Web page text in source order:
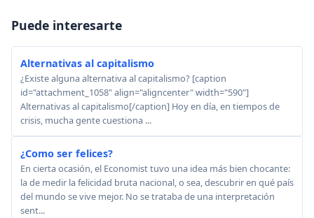
Puede interesarte
Alternativas al capitalismo
¿Existe alguna alternativa al capitalismo? [caption
id="attachment_1058" align="aligncenter" width="590"]
Alternativas al capitalismo[/caption] Hoy en día, en tiempos de
crisis, mucha gente cuestiona ...
¿Como ser felices?
En cierta ocasión, el Economist tuvo una idea más bien chocante:
la de medir la felicidad bruta nacional, o sea, descubrir en qué país
del mundo se vive mejor. No se trataba de una interpretación
sent...